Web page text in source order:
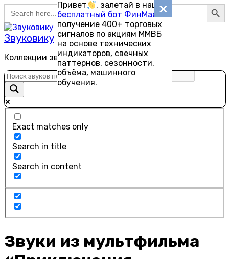
Привет
, залетай в наш
бесплатный бот ФинМаяк—
получение 400+ торговых
сигналов по акциям ММВБ
на основе технических
индикаторов, свечных
паттернов, сезонности,
объёма, машинного
обучения.
Перейти
содержанию
Search
for:
Search Button
Звуковику
Коллекции звуков для скачивания
Exact matches only
Search in title
Search in content
Звуки из мультфильма